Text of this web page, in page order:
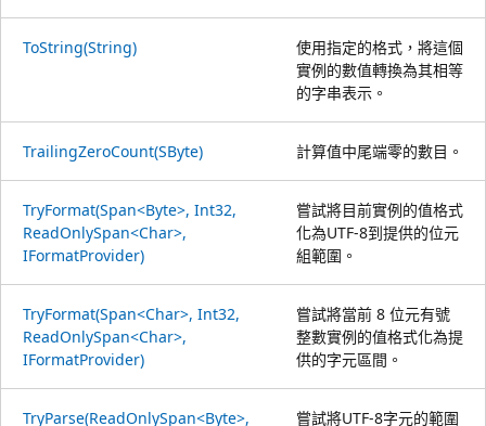
ToString(String)
使用指定的格式，將這個
實例的數值轉換為其相等
的字串表示。
TrailingZeroCount(SByte) 計算值中尾端零的數目。
TryFormat(Span<Byte>, Int32,
ReadOnlySpan<Char>,
IFormatProvider)
嘗試將目前實例的值格式
化為UTF-8到提供的位元
組範圍。
TryFormat(Span<Char>, Int32,
ReadOnlySpan<Char>,
IFormatProvider)
嘗試將當前 8 位元有號
整數實例的值格式化為提
供的字元區間。
TryParse(ReadOnlySpan<Byte>,
嘗試將UTF-8字元的範圍